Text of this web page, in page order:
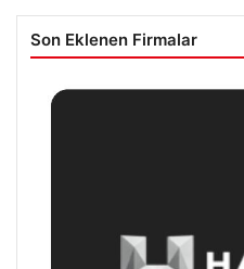
Son Eklenen Firmalar